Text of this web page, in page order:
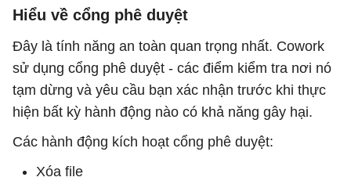
Hiểu về cổng phê duyệt
Đây là tính năng an toàn quan trọng nhất. Cowork
sử dụng cổng phê duyệt - các điểm kiểm tra nơi nó
tạm dừng và yêu cầu bạn xác nhận trước khi thực
hiện bất kỳ hành động nào có khả năng gây hại.
Các hành động kích hoạt cổng phê duyệt:
Xóa file